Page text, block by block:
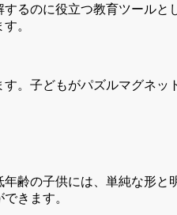
るのに役立つ教育ツール
。
。子どもがパズルマグネ
齢の子供には、単純な形と
きます。